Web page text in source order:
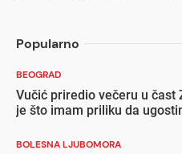
Popularno
BEOGRAD
Vučić priredio večeru u čast
je što imam priliku da
BOLESNA LJUBOMORA